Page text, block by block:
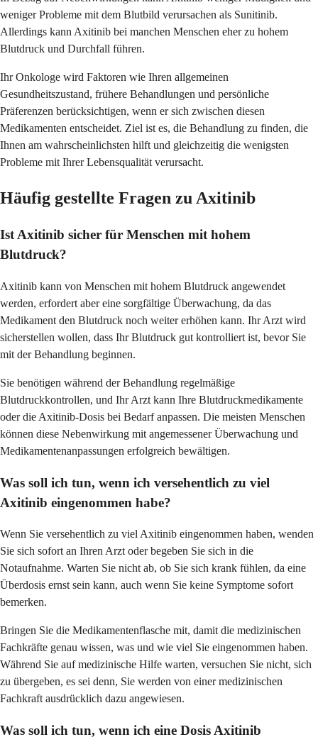
weniger Probleme mit dem Blutbild verursachen als Sunitinib.
Allerdings kann Axitinib bei manchen Menschen eher zu hohem
Blutdruck und Durchfall führen.
Ihr Onkologe wird Faktoren wie Ihren allgemeinen
Gesundheitszustand, frühere Behandlungen und persönliche
Präferenzen berücksichtigen, wenn er sich zwischen diesen
Medikamenten entscheidet. Ziel ist es, die Behandlung zu finden, die
Ihnen am wahrscheinlichsten hilft und gleichzeitig die wenigsten
Probleme mit Ihrer Lebensqualität verursacht.
Häufig gestellte Fragen zu Axitinib
Ist Axitinib sicher für Menschen mit hohem
Blutdruck?
Axitinib kann von Menschen mit hohem Blutdruck angewendet
werden, erfordert aber eine sorgfältige Überwachung, da das
Medikament den Blutdruck noch weiter erhöhen kann. Ihr Arzt wird
sicherstellen wollen, dass Ihr Blutdruck gut kontrolliert ist, bevor Sie
mit der Behandlung beginnen.
Sie benötigen während der Behandlung regelmäßige
Blutdruckkontrollen, und Ihr Arzt kann Ihre Blutdruckmedikamente
oder die Axitinib-Dosis bei Bedarf anpassen. Die meisten Menschen
können diese Nebenwirkung mit angemessener Überwachung und
Medikamentenanpassungen erfolgreich bewältigen.
Was soll ich tun, wenn ich versehentlich zu viel
Axitinib eingenommen habe?
Wenn Sie versehentlich zu viel Axitinib eingenommen haben, wenden
Sie sich sofort an Ihren Arzt oder begeben Sie sich in die
Notaufnahme. Warten Sie nicht ab, ob Sie sich krank fühlen, da eine
Überdosis ernst sein kann, auch wenn Sie keine Symptome sofort
bemerken.
Bringen Sie die Medikamentenflasche mit, damit die medizinischen
Fachkräfte genau wissen, was und wie viel Sie eingenommen haben.
Während Sie auf medizinische Hilfe warten, versuchen Sie nicht, sich
zu übergeben, es sei denn, Sie werden von einer medizinischen
Fachkraft ausdrücklich dazu angewiesen.
Was soll ich tun, wenn ich eine Dosis Axitinib